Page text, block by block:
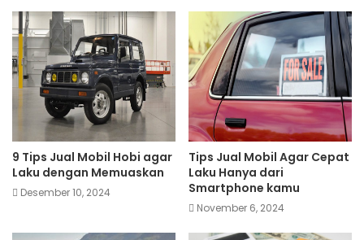
9 Tips Jual Mobil Hobi agar
Laku dengan Memuaskan
Desember 10, 2024
Tips Jual Mobil Agar Cepat
Laku Hanya dari
Smartphone kamu
November 6, 2024